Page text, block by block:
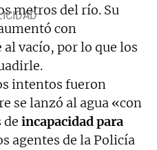
metros del río. Su
con
vacío, por lo que los
intentos fueron
se lanzó al agua «con
incapacidad para
agentes de la Policía